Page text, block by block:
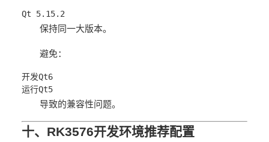
Qt 5.15.2
保持同一大版本。
避免：
开发Qt6
运行Qt5
导致的兼容性问题。
十、RK3576开发环境推荐配置